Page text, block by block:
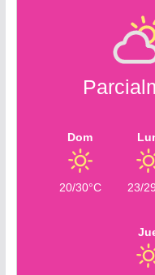
Dom
20/30°C 23/